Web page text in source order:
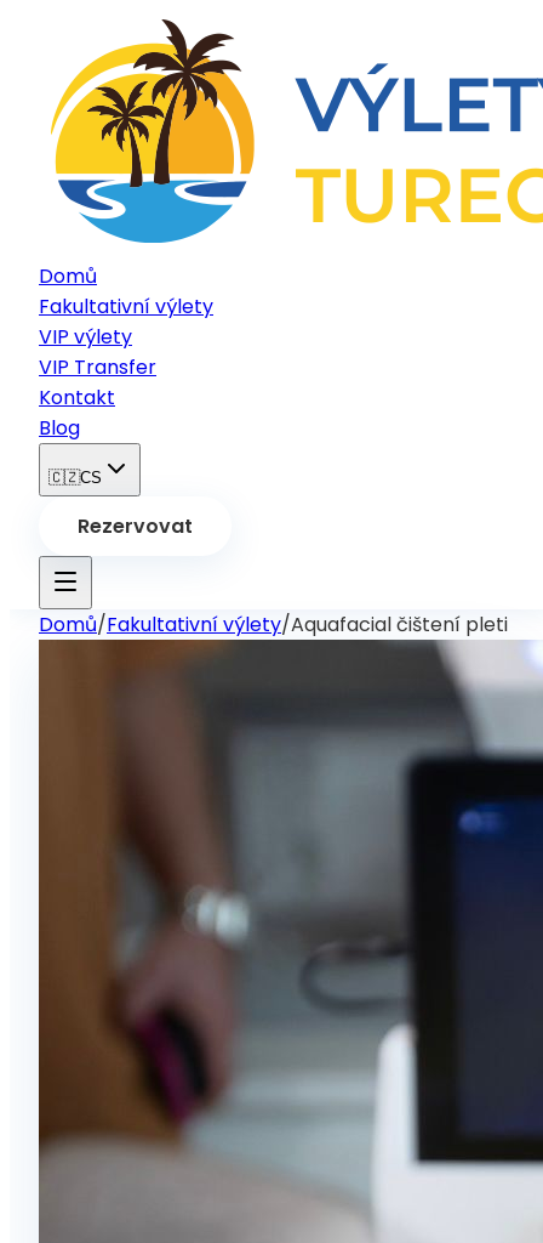
Domů
Fakultativní výlety
VIP výlety
VIP Transfer
Kontakt
Blog
🇨🇿CS
Rezervovat
Domů/Fakultativní výlety/Aquafacial čištení pleti